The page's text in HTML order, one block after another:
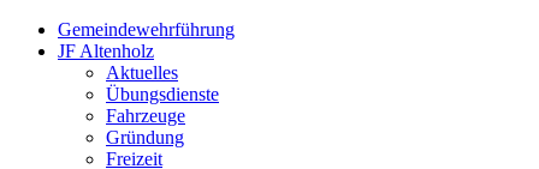
Gemeindewehrführung
JF Altenholz
Aktuelles
Übungsdienste
Fahrzeuge
Gründung
Freizeit